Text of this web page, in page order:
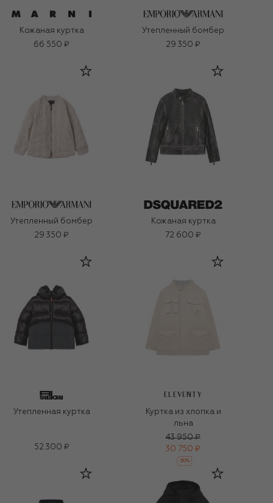
Кожаная куртка
66 550 ₽
Утепленный бомбер
29 350 ₽
Утепленный бомбер
29 350 ₽
Кожаная куртка
72 600 ₽
Утепленная куртка
52 300 ₽
ELEVENTY
Куртка из хлопка и
льна
43 950 ₽
30 750 ₽
-30%